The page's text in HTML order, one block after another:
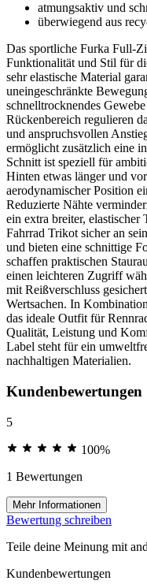
atmungsaktiv und
überwiegend aus
Das sportliche Furka Full-
Funktionalität und Stil für
sehr elastische Material
uneingeschränkte
schnelltrocknendes
Rückenbereich regulieren
und anspruchsvollen
ermöglicht zusätzlich eine
Schnitt ist speziell für
Hinten etwas länger und
aerodynamischer Position
Reduzierte Nähte
ein extra breiter,
Fahrrad Trikot sicher an
und bieten eine schnittige
schaffen praktischen
einen leichteren Zugriff
mit Reißverschluss
Wertsachen. In
das ideale Outfit für
Qualität, Leistung und
Label steht für ein
nachhaltigen Materialien.
Kundenbewertungen
5
100%
1 Bewertungen
Mehr Informationen
Bewertung schreiben
Teile deine Meinung mit
Kundenbewertungen